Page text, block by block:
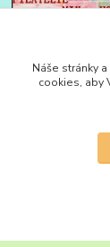
FILATELIE MIX -
Náše stránky
cookies, aby